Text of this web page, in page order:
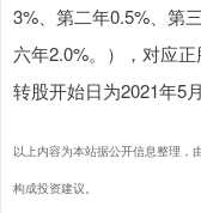
3%、第二年0.5%、第
六年2.0%。），对应
转股开始日为2021年5
以上内容为本站据公开信息整理
构成投资建议。